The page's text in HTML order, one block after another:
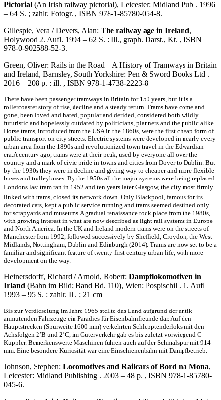
Pictorial (An Irish railway pictorial), Leicester: Midland Pub . 1996
– 64 S. ; zahlr. Fotogr. , ISBN 978-1-85780-054-8.
Gillespie, Vera / Devers, Alan: The railway age in Ireland,
Holywood 2. Aufl. 1994 – 62 S. : Ill., graph. Darst., Kt. , ISBN
978-0-902588-52-3.
Green, Oliver: Rails in the Road – A History of Tramways in Britain
and Ireland, Barnsley, South Yorkshire: Pen & Sword Books Ltd .
2016 – 208 p. : ill. , ISBN 978-1-4738-2223-8
There have been passenger tramways in Britain for 150 years, but it is a
rollercoaster story of rise, decline and a steady return. Trams have come and
gone, been loved and hated, popular and derided, considered both wildly
futuristic and hopelessly outdated by politicians, planners and the public alike.
Horse trams, introduced from the USA in the 1860s, were the first cheap form of
public transport on city streets. Electric systems were developed in nearly every
urban area from the 1890s and revolutionized town travel in the Edwardian
era.A century ago, trams were at their peak, used by everyone all over the
country and a mark of civic pride in towns and cities from Dover to Dublin. But
by the 1930s they were in decline and giving way to cheaper and more flexible
buses and trolleybuses. By the 1950s all the major systems were being replaced.
Londons last tram ran in 1952 and ten years later Glasgow, the city most firmly
linked with trams, closed its network down. Only Blackpool, famous for its
decorated cars, kept a public service running and trams seemed destined only
for scrapyards and museums.A gradual renaissance took place from the 1980s,
with growing interest in what are now described as light rail systems in Europe
and North America. In the UK and Ireland modern trams were on the streets of
Manchester from 1992, followed successively by Sheffield, Croydon, the West
Midlands, Nottingham, Dublin and Edinburgh (2014). Trams are now set to be a
familiar and significant feature of twenty-first century urban life, with more
development on the way.
Heinersdorff, Richard / Arnold, Robert: Dampflokomotiven in
Irland (Bahn im Bild; Band Bd. 110), Wien: Pospischil . 1. Aufl
1993 – 95 S. : zahlr. Ill. ; 21 cm
Bis zur Verdieselung im Jahre 1965 stellte das Land aufgrund der antik
anmutenden Fahrzeuge ein Paradies für Eisenbahnfreunde dar. Auf den
Hauptstrecken (Spurweite 1600 mm) verkehrten Schlepptenderloks mit den
Achsfolgen 2’B und 2’C, im Güterverkehr gab es bis zuletzt vorwiegend C-
Kuppler. Bemerkenswerte Maschinen fuhren auch auf der Schmalspur mit 914
mm. Eine besondere Kuriosität war eine Einschienenbahn mit Dampfbetrieb.
Johnson, Stephen: Locomotives and Railcars of Bord na Mona,
Leicester: Midland Publishing . 2003 – 48 p. , ISBN 978-1-85780-
045-6.